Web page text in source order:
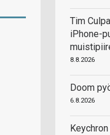
Tim
iPhone-
8.8.2026
Doom
6.8.2026